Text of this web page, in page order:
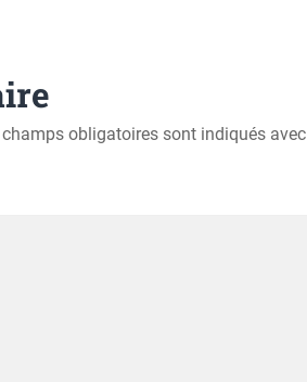
champs obligatoires sont indiqués avec